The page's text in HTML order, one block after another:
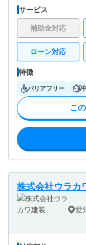
サービス
補助金対応
ローン対応
特徴
バリアフリー
こ
株式会社ウラカ
愛